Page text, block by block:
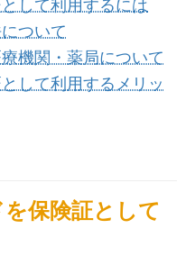
して利用するには
ついて
機関・薬局について
して利用するメリッ
保険証として